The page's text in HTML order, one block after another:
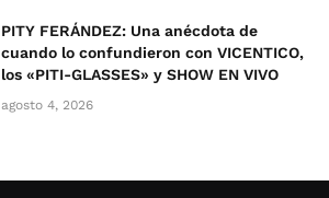
PITY FERÁNDEZ: Una anécdota de
cuando lo confundieron con VICENTICO,
los «PITI-GLASSES» y SHOW EN VIVO
agosto 4, 2026